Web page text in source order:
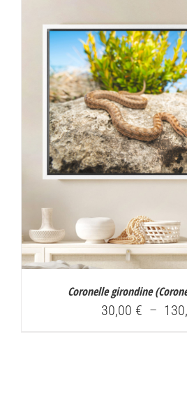
Coronelle girondine (
30,00 € –